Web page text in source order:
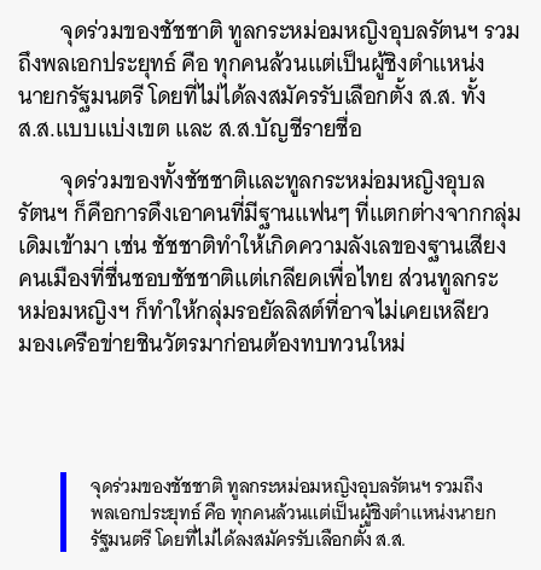
จุดร่วมของชัชชาติ ทูลกระหม่อมหญิงอุบลรัตนฯ รวม
ถึงพลเอกประยุทธ์ คือ ทุกคนล้วนแต่เป็นผู้ชิงตำแหน่ง
นายกรัฐมนตรี โดยที่ไม่ได้ลงสมัครรับเลือกตั้ง ส.ส. ทั้ง
ส.ส.แบบแบ่งเขต และ ส.ส.บัญชีรายชื่อ
จุดร่วมของทั้งชัชชาติและทูลกระหม่อมหญิงอุบล
รัตนฯ ก็คือการดึงเอาคนที่มีฐานแฟนๆ ที่แตกต่างจากกลุ่ม
เดิมเข้ามา เช่น ชัชชาติทำให้เกิดความลังเลของฐานเสียง
คนเมืองที่ชื่นชอบชัชชาติแต่เกลียดเพื่อไทย ส่วนทูลกระ
หม่อมหญิงฯ ก็ทำให้กลุ่มรอยัลลิสต์ที่อาจไม่เคยเหลียว
มองเครือข่ายชินวัตรมาก่อนต้องทบทวนใหม่
จุดร่วมของชัชชาติ ทูลกระหม่อมหญิงอุบลรัตนฯ รวมถึง
พลเอกประยุทธ์ คือ ทุกคนล้วนแต่เป็นผู้ชิงตำแหน่งนายก
รัฐมนตรี โดยที่ไม่ได้ลงสมัครรับเลือกตั้ง ส.ส.